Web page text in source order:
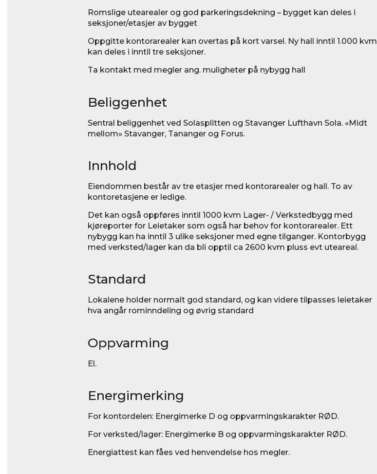
Romslige utearealer og god parkeringsdekning – bygget kan deles i
seksjoner/etasjer av bygget
Oppgitte kontorarealer kan overtas på kort varsel. Ny hall inntil 1.000 kvm
kan deles i inntil tre seksjoner.
Ta kontakt med megler ang. muligheter på nybygg hall
Beliggenhet
Sentral beliggenhet ved Solasplitten og Stavanger Lufthavn Sola. «Midt
mellom» Stavanger, Tananger og Forus.
Innhold
Eiendommen består av tre etasjer med kontorarealer og hall. To av
kontoretasjene er ledige.
Det kan også oppføres inntil 1000 kvm Lager- / Verkstedbygg med
kjøreporter for Leietaker som også har behov for kontorarealer. Ett
nybygg kan ha inntil 3 ulike seksjoner med egne tilganger. Kontorbygg
med verksted/lager kan da bli opptil ca 2600 kvm pluss evt uteareal.
Standard
Lokalene holder normalt god standard, og kan videre tilpasses leietaker
hva angår rominndeling og øvrig standard
Oppvarming
El.
Energimerking
For kontordelen: Energimerke D og oppvarmingskarakter RØD.
For verksted/lager: Energimerke B og oppvarmingskarakter RØD.
Energiattest kan fåes ved henvendelse hos megler.